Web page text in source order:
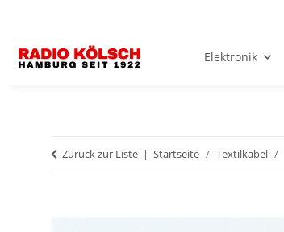
Elektronik
Zurück zur Liste Startseite Textilkabel